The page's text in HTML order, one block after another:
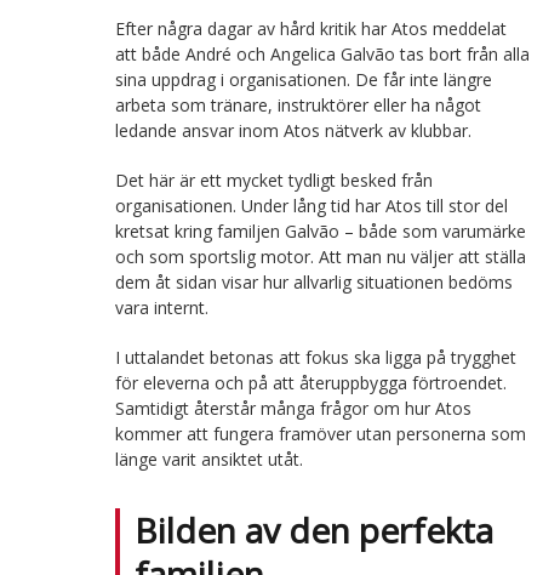
Efter några dagar av hård kritik har Atos meddelat
att både André och Angelica Galvão tas bort från alla
sina uppdrag i organisationen. De får inte längre
arbeta som tränare, instruktörer eller ha något
ledande ansvar inom Atos nätverk av klubbar.
Det här är ett mycket tydligt besked från
organisationen. Under lång tid har Atos till stor del
kretsat kring familjen Galvão – både som varumärke
och som sportslig motor. Att man nu väljer att ställa
dem åt sidan visar hur allvarlig situationen bedöms
vara internt.
I uttalandet betonas att fokus ska ligga på trygghet
för eleverna och på att återuppbygga förtroendet.
Samtidigt återstår många frågor om hur Atos
kommer att fungera framöver utan personerna som
länge varit ansiktet utåt.
Bilden av den perfekta